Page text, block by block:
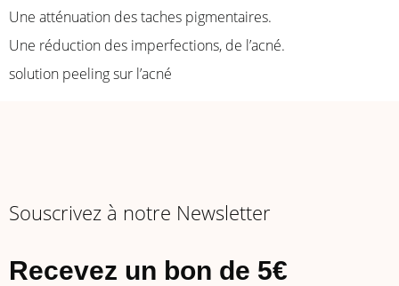
Une atténuation des taches pigmentaires.
Une réduction des imperfections, de l’acné.
solution peeling sur l’acné
Souscrivez à notre Newsletter
Recevez un bon de 5€